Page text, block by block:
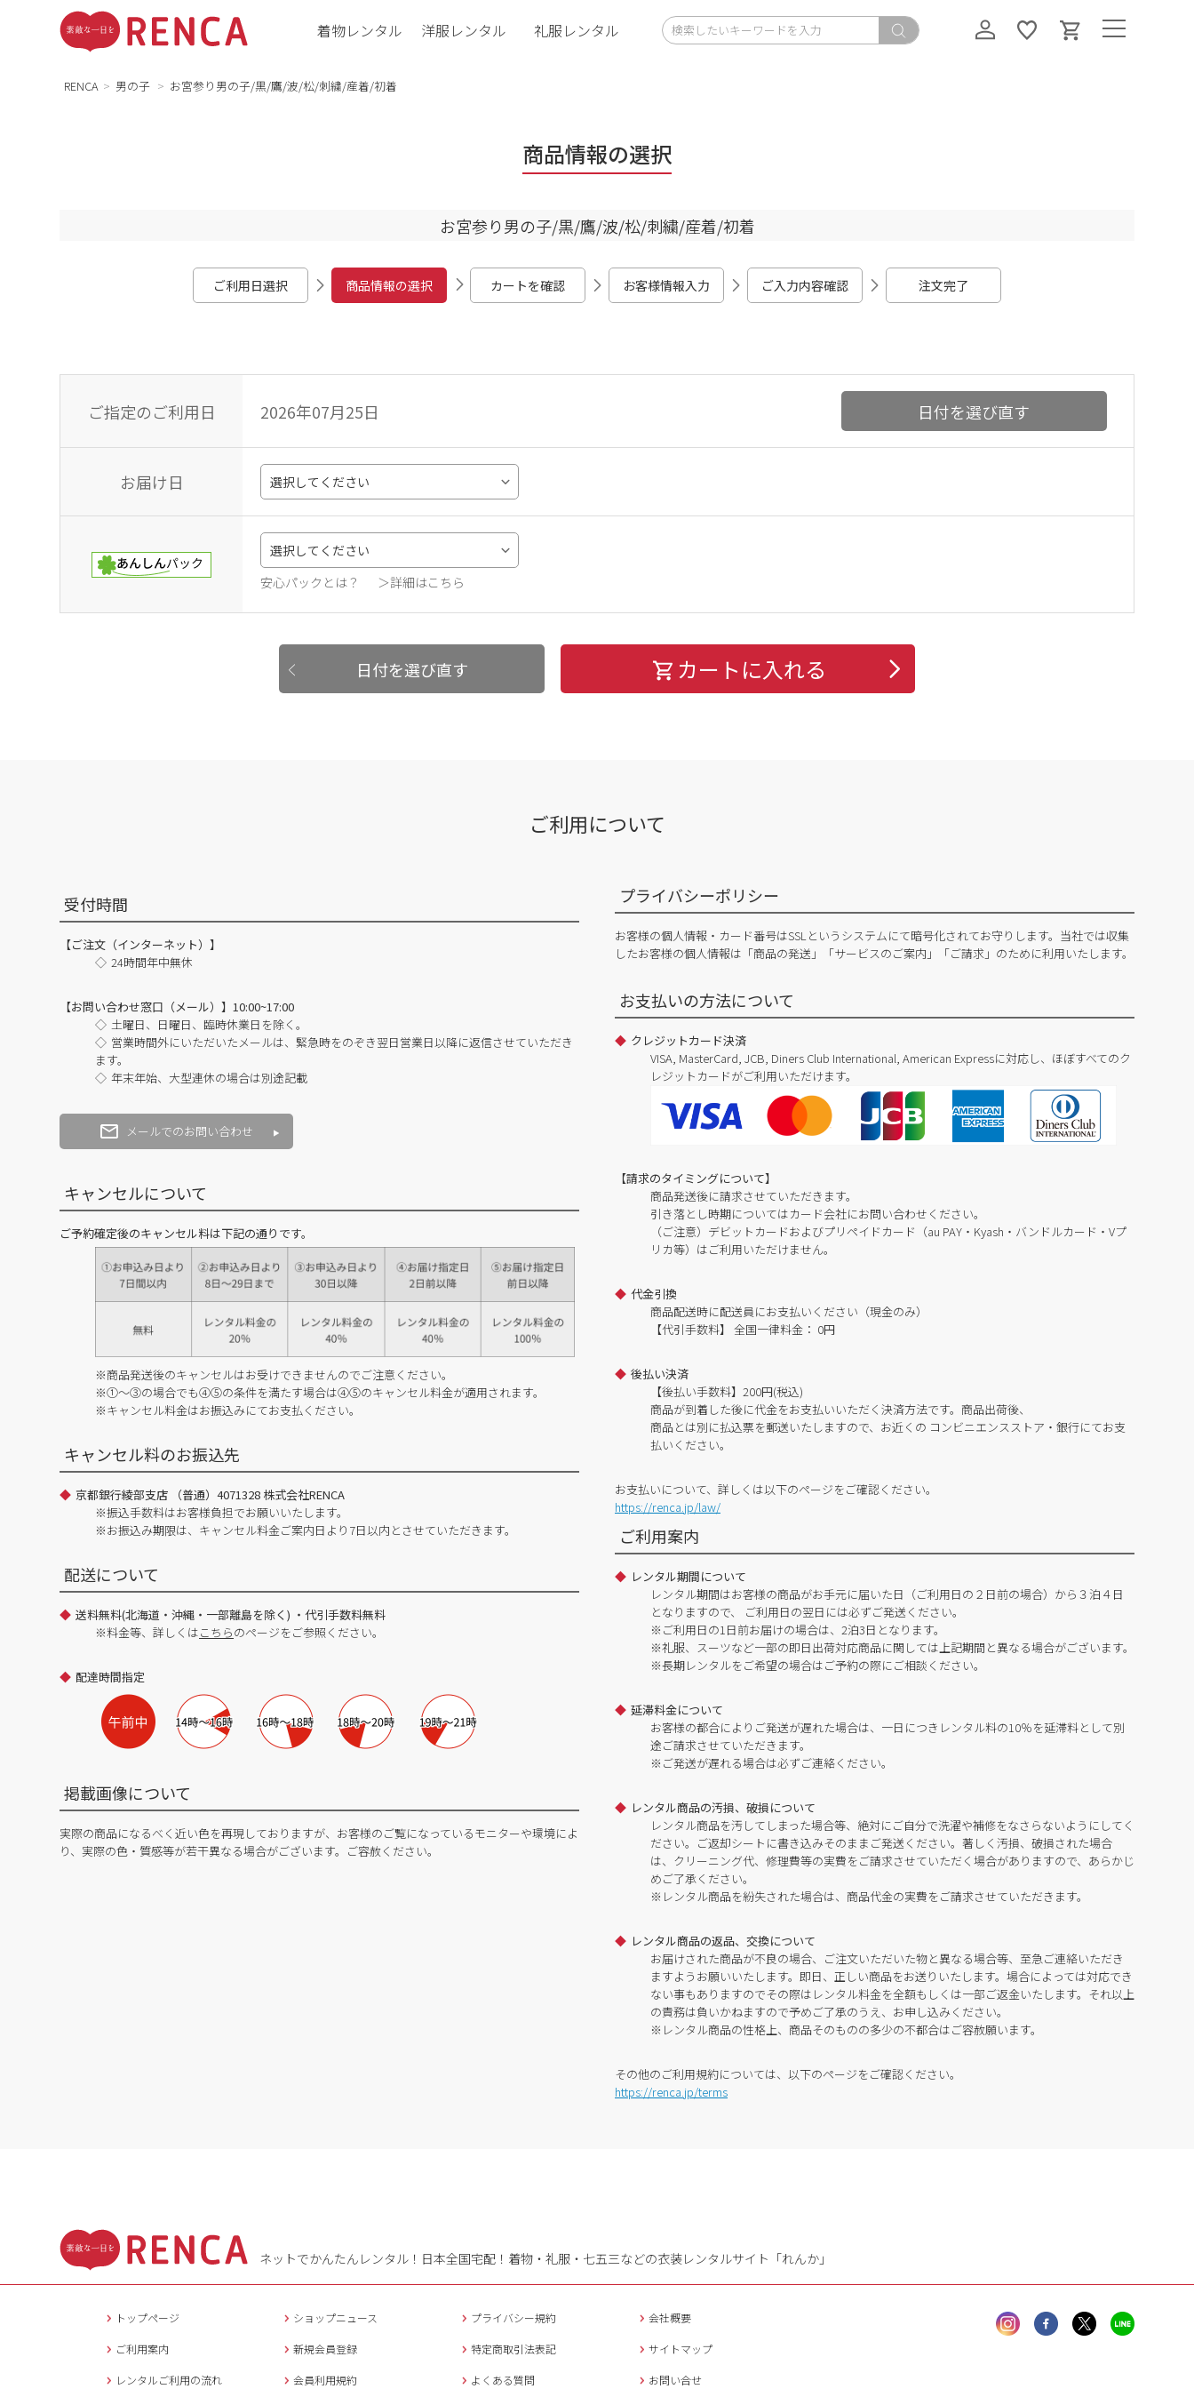
着物レンタル 洋服レンタル 礼服レンタル
RENCA 男の子 お宮参り男の子/黒/鷹/波/松/刺繍/産着/初着
商品情報の選択
お宮参り男の子/黒/鷹/波/松/刺繍/産着/初着
ご利用日選択 商品情報の選択 カートを確認 お客様情報入力 ご入力内容確認 注文完了
ご指定のご利用日 2026年07月25日 日付を選び直す
お届け日
安心パックとは？ ＞詳細はこちら
日付を選び直す カートに入れる
ご利用について
受付時間
【ご注文（インターネット）】
24時間年中無休
【お問い合わせ窓口（メール）】10:00~17:00
土曜日、日曜日、臨時休業日を除く。
営業時間外にいただいたメールは、緊急時をのぞき翌日営業日以降に返信させていただき
ます。
年末年始、大型連休の場合は別途記載
メールでのお問い合わせ
キャンセルについて
ご予約確定後のキャンセル料は下記の通りです。
※商品発送後のキャンセルはお受けできませんのでご注意ください。
※①～③の場合でも④⑤の条件を満たす場合は④⑤のキャンセル料金が適用されます。
※キャンセル料金はお振込みにてお支払ください。
キャンセル料のお振込先
京都銀行綾部支店 （普通）4071328 株式会社RENCA
※振込手数料はお客様負担でお願いいたします。
※お振込み期限は、キャンセル料金ご案内日より7日以内とさせていただきます。
配送について
送料無料(北海道・沖縄・一部離島を除く) ・代引手数料無料
※料金等、詳しくはこちらのページをご参照ください。
配達時間指定
掲載画像について
実際の商品になるべく近い色を再現しておりますが、お客様のご覧になっているモニターや環境によ
り、実際の色・質感等が若干異なる場合がございます。ご容赦ください。
プライバシーポリシー
お客様の個人情報・カード番号はSSLというシステムにて暗号化されてお守りします。当社では収集
したお客様の個人情報は「商品の発送」「サービスのご案内」「ご請求」のために利用いたします。
お支払いの方法について
クレジットカード決済
VISA, MasterCard, JCB, Diners Club International, American Expressに対応し、ほぼすべてのク
レジットカードがご利用いただけます。
【請求のタイミングについて】
商品発送後に請求させていただきます。
引き落とし時期についてはカード会社にお問い合わせください。
（ご注意）デビットカードおよびプリペイドカード（au PAY・Kyash・バンドルカード・Vプ
リカ等）はご利用いただけません。
代金引換
商品配送時に配送員にお支払いください（現金のみ）
【代引手数料】 全国一律料金： 0円
後払い決済
【後払い手数料】200円(税込)
商品が到着した後に代金をお支払いいただく決済方法です。商品出荷後、
商品とは別に払込票を郵送いたしますので、お近くの コンビニエンスストア・銀行にてお支
払いください。
お支払いについて、詳しくは以下のページをご確認ください。
https://renca.jp/law/
ご利用案内
レンタル期間について
レンタル期間はお客様の商品がお手元に届いた日（ご利用日の２日前の場合）から３泊４日
となりますので、 ご利用日の翌日には必ずご発送ください。
※ご利用日の1日前お届けの場合は、2泊3日となります。
※礼服、スーツなど一部の即日出荷対応商品に関しては上記期間と異なる場合がございます。
※長期レンタルをご希望の場合はご予約の際にご相談ください。
延滞料金について
お客様の都合によりご発送が遅れた場合は、一日につきレンタル料の10％を延滞料として別
途ご請求させていただきます。
※ご発送が遅れる場合は必ずご連絡ください。
レンタル商品の汚損、破損について
レンタル商品を汚してしまった場合等、絶対にご自分で洗濯や補修をなさらないようにしてく
ださい。ご返却シートに書き込みそのままご発送ください。著しく汚損、破損された場合
は、クリーニング代、修理費等の実費をご請求させていただく場合がありますので、あらかじ
めご了承ください。
※レンタル商品を紛失された場合は、商品代金の実費をご請求させていただきます。
レンタル商品の返品、交換について
お届けされた商品が不良の場合、ご注文いただいた物と異なる場合等、至急ご連絡いただき
ますようお願いいたします。即日、正しい商品をお送りいたします。場合によっては対応でき
ない事もありますのでその際はレンタル料金を全額もしくは一部ご返金いたします。それ以上
の責務は負いかねますので予めご了承のうえ、お申し込みください。
※レンタル商品の性格上、商品そのものの多少の不都合はご容赦願います。
その他のご利用規約については、以下のページをご確認ください。
https://renca.jp/terms
ネットでかんたんレンタル！日本全国宅配！ 着物・礼服・七五三などの衣装レンタルサイト「れんか」
トップページ ショップニュース プライバシー規約 会社概要
ご利用案内 新規会員登録 特定商取引法表記 サイトマップ
レンタルご利用の流れ 会員利用規約 よくある質問 お問い合せ